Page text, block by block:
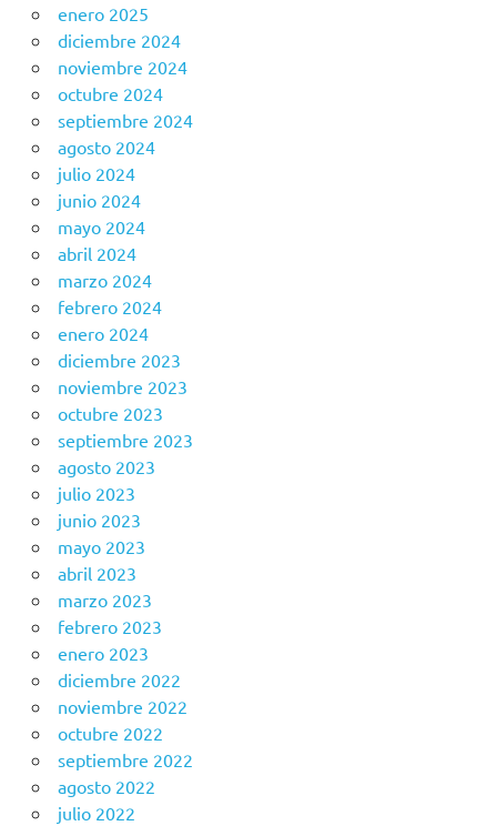
enero 2025
diciembre 2024
noviembre 2024
octubre 2024
septiembre 2024
agosto 2024
julio 2024
junio 2024
mayo 2024
abril 2024
marzo 2024
febrero 2024
enero 2024
diciembre 2023
noviembre 2023
octubre 2023
septiembre 2023
agosto 2023
julio 2023
junio 2023
mayo 2023
abril 2023
marzo 2023
febrero 2023
enero 2023
diciembre 2022
noviembre 2022
octubre 2022
septiembre 2022
agosto 2022
julio 2022